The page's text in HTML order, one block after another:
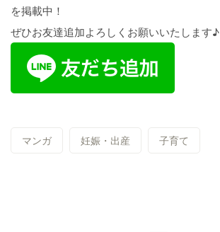
を掲載中！
ぜひお友達追加よろしくお願いいたします♪
マンガ 妊娠・出産 子育て